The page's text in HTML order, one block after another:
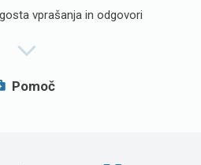
vprašanja in odgovori
Pomoč